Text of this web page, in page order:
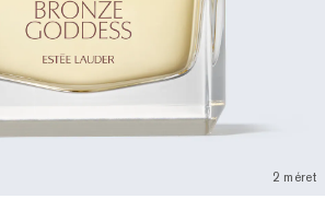
2 méret